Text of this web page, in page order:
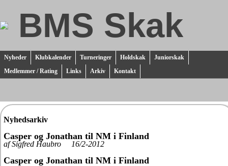
BMS Skak
Nyheder Klubkalender Turneringer Holdskak
Juniorskak
Medlemmer / Rating
Links Arkiv Kontakt
Nyhedsarkiv
Casper og Jonathan til NM i Finland
af Sigfred Haubro 16/2-2012
Casper og Jonathan til NM i Finland